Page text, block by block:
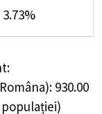
din totalul
s-au
Agnostic.